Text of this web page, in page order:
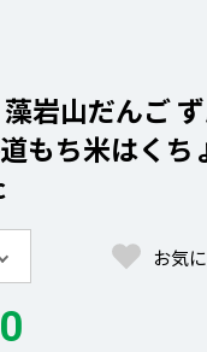
岩山だんご
もち米はくち
お気